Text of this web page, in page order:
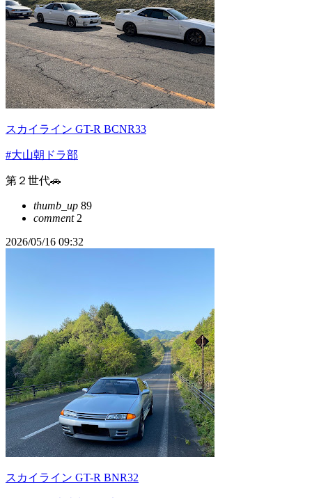
スカイライン GT-R BCNR33
#大山朝ドラ部
第２世代🚗
thumb_up 89
comment2
2026/05/16 09:32
スカイライン GT-R BNR32